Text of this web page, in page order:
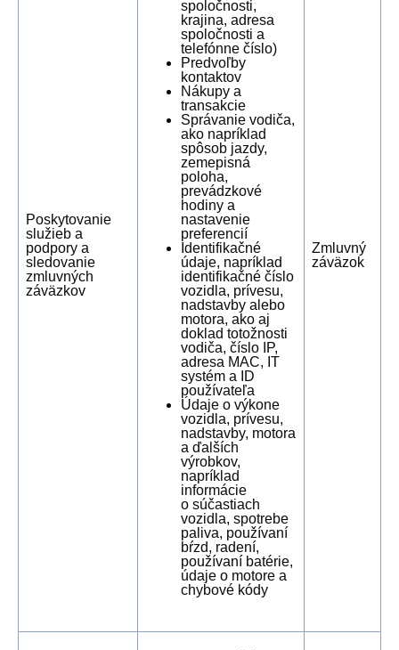
Poskytovanie
služieb a
podpory a
sledovanie
zmluvných
záväzkov
spoločnosti,
krajina, adresa
spoločnosti a
telefónne číslo)
Predvoľby
kontaktov
Nákupy a
transakcie
Správanie vodiča,
ako napríklad
spôsob jazdy,
zemepisná
poloha,
prevádzkové
hodiny a
nastavenie
preferencií
Identifikačné
údaje, napríklad
identifikačné číslo
vozidla, prívesu,
nadstavby alebo
motora, ako aj
doklad totožnosti
vodiča, číslo IP,
adresa MAC, IT
systém a ID
používateľa
Údaje o výkone
vozidla, prívesu,
nadstavby, motora
a ďalších
výrobkov,
napríklad
informácie
o súčastiach
vozidla, spotrebe
paliva, používaní
bŕzd, radení,
používaní batérie,
údaje o motore a
chybové kódy
Zmluvný
záväzok